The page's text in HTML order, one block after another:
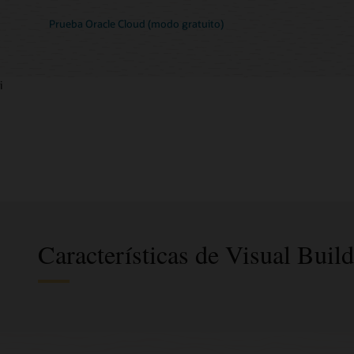
Prueba Oracle Cloud (modo gratuito)
i
Características de Visual